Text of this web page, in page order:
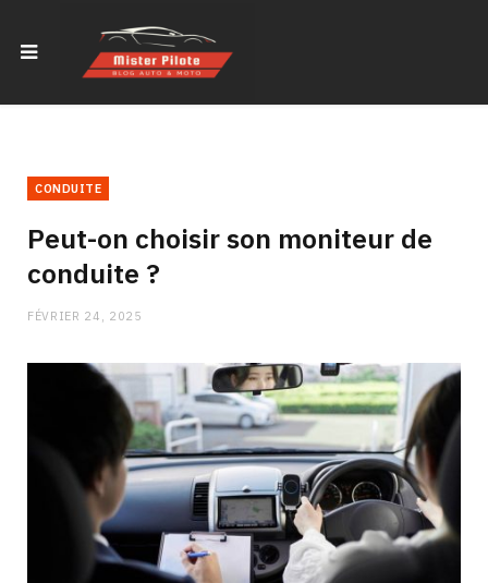
CONDUITE
Peut-on choisir son moniteur de
conduite ?
FÉVRIER 24, 2025